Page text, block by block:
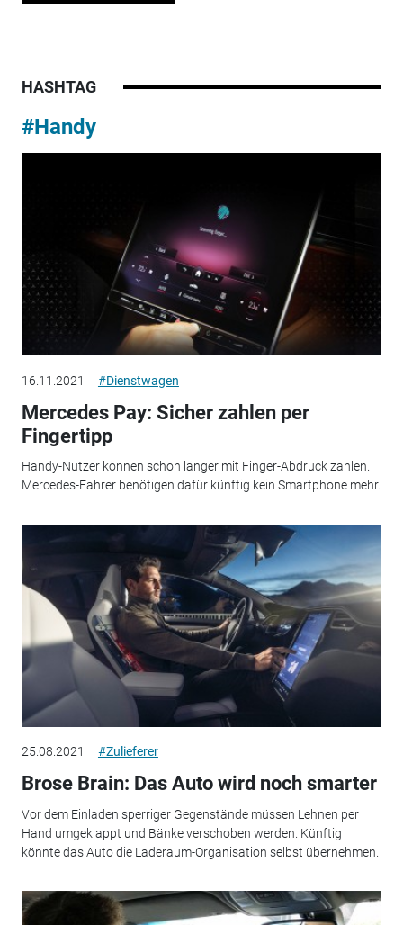
HASHTAG
#Handy
16.11.2021 #Dienstwagen
Mercedes Pay: Sicher zahlen per
Fingertipp
Handy-Nutzer können schon länger mit Finger-Abdruck zahlen.
Mercedes-Fahrer benötigen dafür künftig kein Smartphone mehr.
25.08.2021 #Zulieferer
Brose Brain: Das Auto wird noch smarter
Vor dem Einladen sperriger Gegenstände müssen Lehnen per
Hand umgeklappt und Bänke verschoben werden. Künftig
könnte das Auto die Laderaum-Organisation selbst übernehmen.